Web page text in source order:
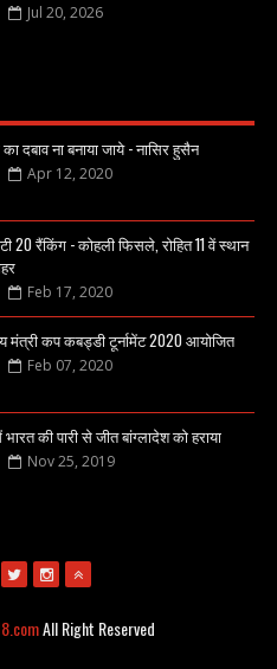
Jul 20, 2026
दबाव ना बनाया जाये - नासिर हुसैन
Apr 12, 2020
20 रैंकिंग - कोहली फिसले, रोहित 11 वें स्थान
Feb 17, 2020
मंत्री कप कबड्डी टूर्नामेंट 2020 आयोजित
Feb 07, 2020
की पारी से जीत बांग्लादेश को हराया
Nov 25, 2019
All Right Reserved